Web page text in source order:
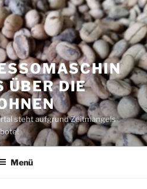
ÜBER DIE
steht aufgrund Zeitmangels
Menü